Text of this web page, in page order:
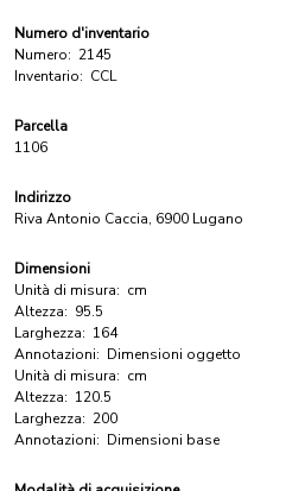
Numero d'inventario
Numero: 2145
Inventario: CCL
Parcella
1106
Indirizzo
Riva Antonio Caccia, 6900 Lugano
Dimensioni
Unità di misura: cm
Altezza: 95.5
Larghezza: 164
Annotazioni: Dimensioni oggetto
Unità di misura: cm
Altezza: 120.5
Larghezza: 200
Annotazioni: Dimensioni base